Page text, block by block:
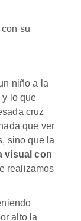
su
niño a la
y lo que
cruz
que ver
sino que la
visual con
realizamos
alto la